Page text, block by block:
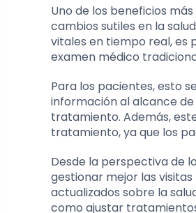
Uno de los beneficios
cambios sutiles en la
vitales en tiempo real, es
examen médico
Para los pacientes, esto
información al alcance
tratamiento. Además,
tratamiento, ya que los
Desde la perspectiva de
gestionar mejor las
actualizados sobre la
como ajustar